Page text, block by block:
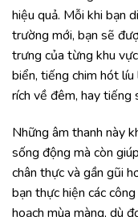
hiệu quả. Mỗi khi bạn
trường mới, bạn sẽ
trưng của từng khu
biển, tiếng chim hót
rích về đêm, hay tiếng
Những âm thanh này
sống động mà còn
chân thực và gần gũi
bạn thực hiện các
hoạch mùa màng, dù